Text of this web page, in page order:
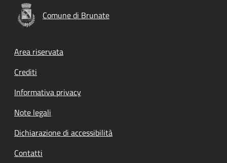
Comune di Brunate
Footer menu
Area riservata
Crediti
Informativa privacy
Note legali
Dichiarazione di accessibilità
Contatti